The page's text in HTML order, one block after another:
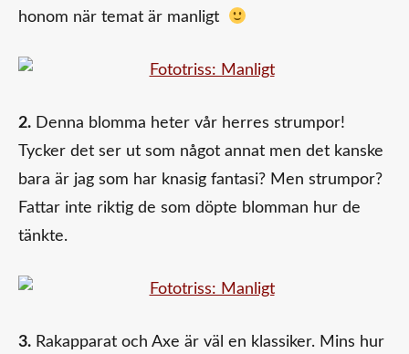
honom när temat är manligt
2. Denna blomma heter vår herres strumpor!
Tycker det ser ut som något annat men det kanske
bara är jag som har knasig fantasi? Men strumpor?
Fattar inte riktig de som döpte blomman hur de
tänkte.
3. Rakapparat och Axe är väl en klassiker. Mins hur